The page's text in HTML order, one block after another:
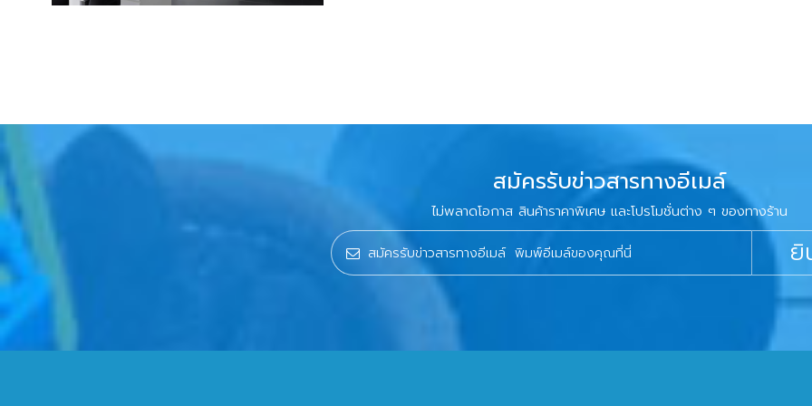
สมัครรับข่าวสารทางอีเมล์
ไม่พลาดโอกาส สินค้าราคาพิเศษ และโปรโมชั่นต่าง ๆ ของทางร้าน
ยิ